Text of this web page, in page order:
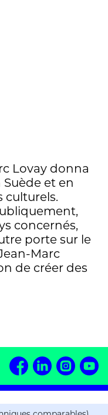
Lovay donna
et en
culturels.
concernés,
porte sur le
Marc
de créer des